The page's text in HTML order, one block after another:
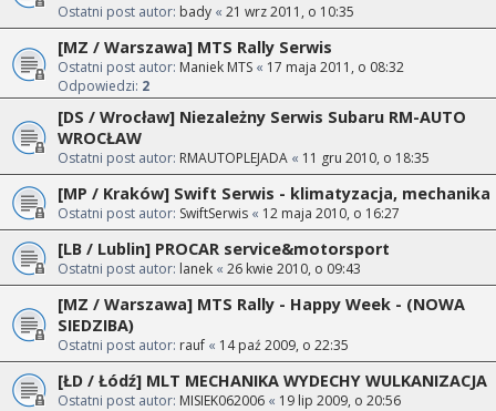
Ostatni post autor: bady « 21 wrz 2011, o 10:35
[MZ / Warszawa] MTS Rally Serwis
Ostatni post autor: Maniek MTS « 17 maja 2011, o 08:32
Odpowiedzi: 2
[DS / Wrocław] Niezależny Serwis Subaru RM-AUTO
WROCŁAW
Ostatni post autor: RMAUTOPLEJADA « 11 gru 2010, o 18:35
[MP / Kraków] Swift Serwis - klimatyzacja, mechanika
Ostatni post autor: SwiftSerwis « 12 maja 2010, o 16:27
[LB / Lublin] PROCAR service&motorsport
Ostatni post autor: lanek « 26 kwie 2010, o 09:43
[MZ / Warszawa] MTS Rally - Happy Week - (NOWA
SIEDZIBA)
Ostatni post autor: rauf « 14 paź 2009, o 22:35
[ŁD / Łódź] MLT MECHANIKA WYDECHY WULKANIZACJA
Ostatni post autor: MISIEK062006 « 19 lip 2009, o 20:56